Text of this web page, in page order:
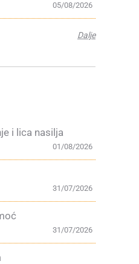
05/08/2026
Dalje
i lica nasilja
01/08/2026
31/07/2026
31/07/2026